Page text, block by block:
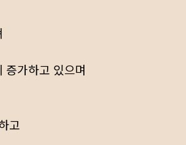
증가하고 있으며
고